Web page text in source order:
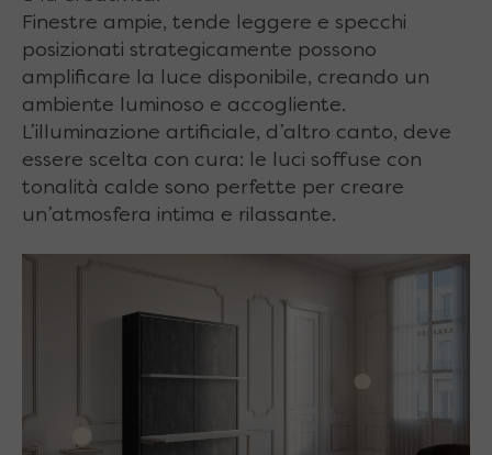
Finestre ampie, tende leggere e specchi
posizionati strategicamente possono
amplificare la luce disponibile, creando un
ambiente luminoso e accogliente.
L’illuminazione artificiale, d’altro canto, deve
essere scelta con cura: le luci soffuse con
tonalità calde sono perfette per creare
un’atmosfera intima e rilassante.